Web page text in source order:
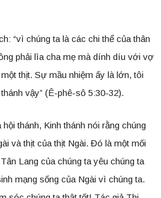
“vì chúng ta là các chi thể của thân
phải lìa cha mẹ mà dính díu với vợ
thịt. Sự mầu nhiệm ấy là lớn, tôi
vậy” (Ê-phê-sô 5:30-32).
thánh, Kinh thánh nói rằng chúng
và thịt của thịt Ngài. Đó là một mối
Lang của chúng ta yêu chúng ta
mạng sống của Ngài vì chúng ta.